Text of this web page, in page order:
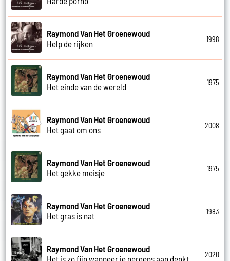
Raymond Van Het Groenewoud
Help de rijken
1998
Raymond Van Het Groenewoud
Het einde van de wereld
1975
Raymond Van Het Groenewoud
Het gaat om ons
2008
Raymond Van Het Groenewoud
Het gekke meisje
1975
Raymond Van Het Groenewoud
Het gras is nat
1983
Raymond Van Het Groenewoud
Het is zo fijn wanneer je nergens aan denkt
2020